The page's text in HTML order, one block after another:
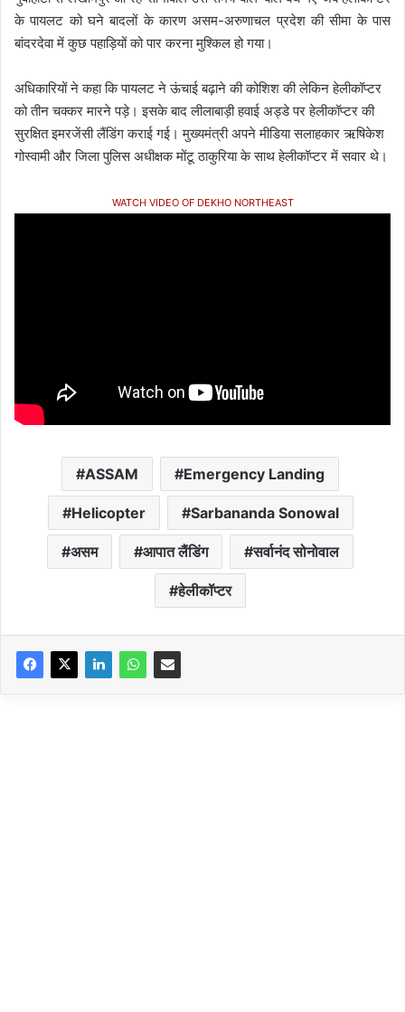
के पायलट को घने बादलों के कारण असम-अरुणाचल प्रदेश की सीमा के पास
बांदरदेवा में कुछ पहाड़ियों को पार करना मुश्किल हो गया।
अधिकारियों ने कहा कि पायलट ने ऊंचाई बढ़ाने की कोशिश की लेकिन हेलीकॉप्टर
को तीन चक्कर मारने पड़े। इसके बाद लीलाबाड़ी हवाई अड्डे पर हेलीकॉप्टर की
सुरक्षित इमरजेंसी लैंडिंग कराई गई। मुख्यमंत्री अपने मीडिया सलाहकार ऋषिकेश
गोस्वामी और जिला पुलिस अधीक्षक मोंटू ठाकुरिया के साथ हेलीकॉप्टर में सवार थे।
WATCH VIDEO OF DEKHO NORTHEAST
ASSAM Emergency Landing
Helicopter Sarbananda Sonowal
असम आपात लैंडिंग सर्वानंद सोनोवाल
हेलीकॉप्टर